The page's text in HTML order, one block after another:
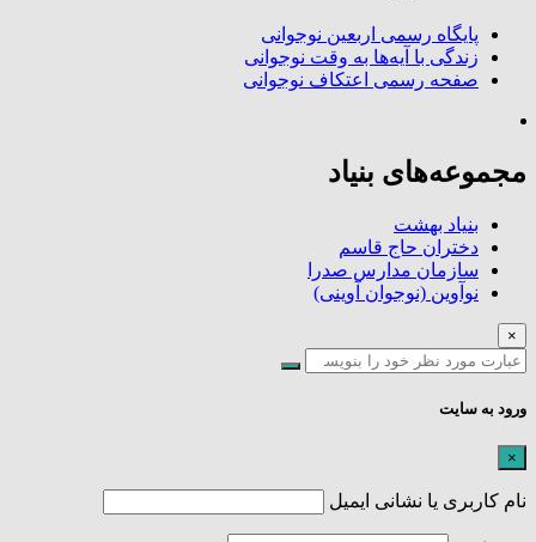
پایگاه رسمی اربعین نوجوانی
زندگی با آیه‌ها به وقت نوجوانی
صفحه رسمی اعتکاف نوجوانی
مجموعه‌های بنیاد
بنیاد بهشت
دختران حاج قاسم
سازمان مدارس صدرا
نوآوین (نوجوان آوینی)
×
ورود به سایت
×
نام کاربری یا نشانی ایمیل